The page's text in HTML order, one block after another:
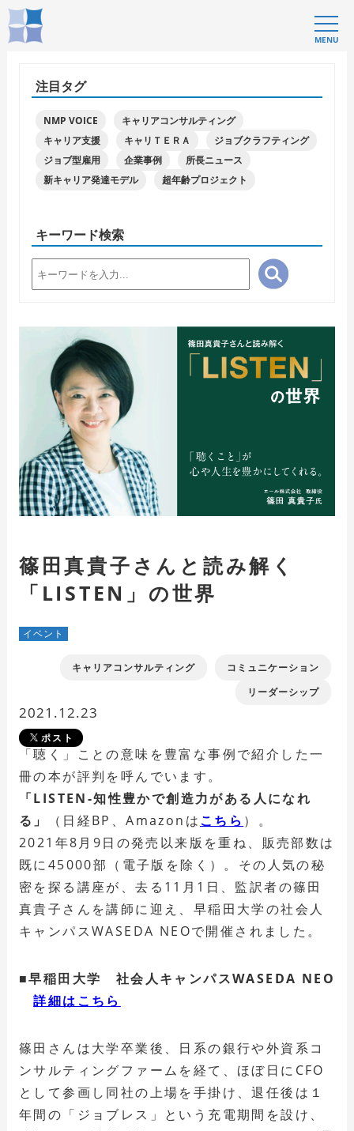
MENU
注目タグ
NMP VOICE
キャリアコンサルティング
キャリア支援
キャリＴＥＲＡ
ジョブクラフティング
ジョブ型雇用
企業事例
所長ニュース
新キャリア発達モデル
超年齢プロジェクト
キーワード検索
篠田真貴子さんと読み解く
「LISTEN」の世界
イベント
キャリアコンサルティング
コミュニケーション
リーダーシップ
2021.12.23
ポスト
「聴く」ことの意味を豊富な事例で紹介した一
冊の本が評判を呼んでいます。
「LISTEN-知性豊かで創造力がある人になれ
る」
（日経BP、Amazonはこちら ）。
2021年8月9日の発売以来版を重ね、販売部数は
既に45000部（電子版を除く）。その人気の秘
密を探る講座が、去る11月1日、監訳者の篠田
真貴子さんを講師に迎え、早稲田大学の社会人
キャンパスWASEDA NEOで開催されました。
■早稲田大学 社会人キャンパスWASEDA NEO
詳細はこちら
篠田さんは大学卒業後、日系の銀行や外資系コ
ンサルティングファームを経て、ほぼ日にCFO
として参画し同社の上場を手掛け、退任後は１
年間の「ジョブレス」という充電期間を設け、